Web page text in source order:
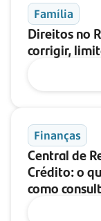
Família
Direitos no
corrigir,
Finanças
Central de
Crédito: o
como